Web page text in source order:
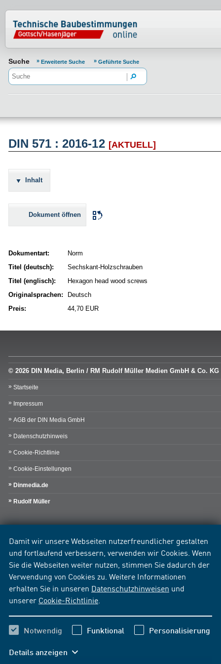
Damit wir unsere Webseiten nutzerfreundlicher gestalten
und fortlaufend verbessern, verwenden wir Cookies. Wenn
Sie die Webseiten weiter nutzen, stimmen Sie dadurch der
Verwendung von Cookies zu. Weitere Informationen
erhalten Sie in unseren Datenschutzhinweisen und
unserer Cookie-Richtlinie
Notwendig Funktional Personalisierung
Details anzeigen
Normenportal Barrierefreiheit
Suche Erweiterte Suche Geführte Suche
DIN 571 : 2016-12 [AKTUELL]
Inhalt
Dokument öffnen
Dokumentart:
Norm
Titel (deutsch):
Sechskant-Holzschrauben
Titel (englisch):
Hexagon head wood screws
Originalsprachen:
Deutsch
Preis:
44,70 EUR
© 2026 DIN Media, Berlin / RM Rudolf Müller Medien GmbH & Co. KG
Startseite
Impressum
AGB der DIN Media GmbH
Datenschutzhinweis
Cookie-Richtlinie
Cookie-Einstellungen
Dinmedia.de
Rudolf Müller